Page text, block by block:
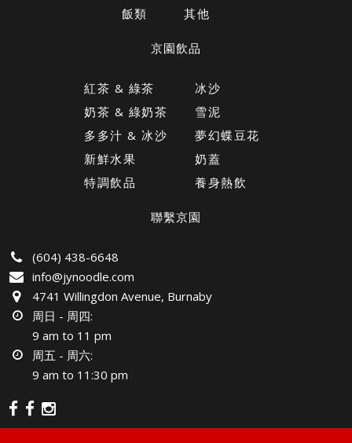
飯類
其他
京園飲品
紅茶 & 綠茶
奶茶 & 綠奶茶
多多汁 & 冰沙
新鮮水果
特調飲品
冰沙
雪泥
夢幻蝶豆花
奶蓋
養身熱飲
聯繫京園
(604) 438-6648
info@jynoodle.com
4741 Willingdon Avenue, Burnaby
周日 - 周四:
9 am to 11 pm
周五 - 周六:
9 am to 11:30 pm